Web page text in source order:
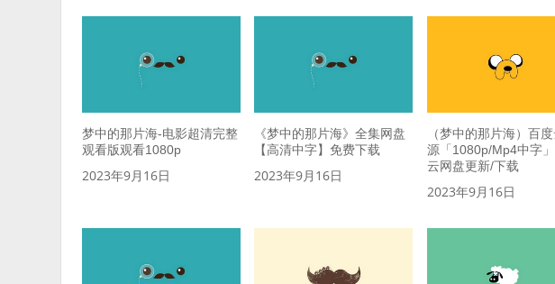
梦中的那片海-电影超清完整
观看版观看1080p
2023年9月16日
《梦中的那片海》全集网盘
【高清中字】免费下载
2023年9月16日
（梦中的那片海）百
源「1080p/Mp4中字
云网盘更新/下载
2023年9月16日